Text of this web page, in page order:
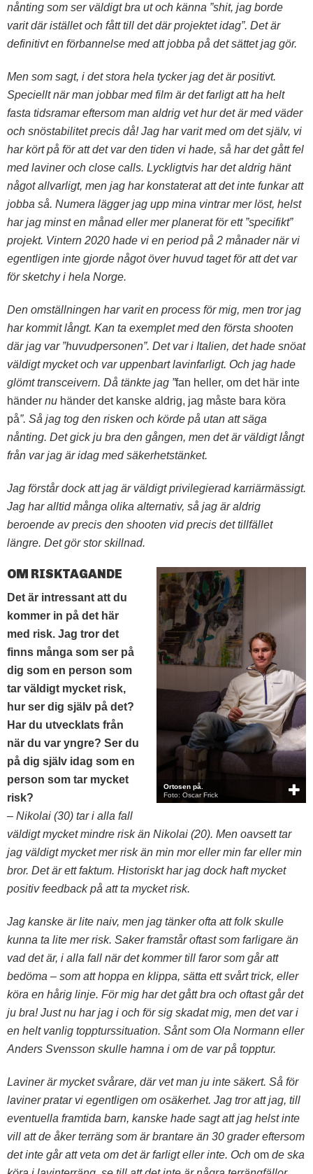
nånting som ser väldigt bra ut och känna ”shit, jag borde
varit där istället och fått till det där projektet idag”. Det är
definitivt en förbannelse med att jobba på det sättet jag gör.
Men som sagt, i det stora hela tycker jag det är positivt.
Speciellt när man jobbar med film är det farligt att ha helt
fasta tidsramar eftersom man aldrig vet hur det är med väder
och snöstabilitet precis då! Jag har varit med om det själv, vi
har kört på för att det var den tiden vi hade, så har det gått fel
med laviner och close calls. Lyckligtvis har det aldrig hänt
något allvarligt, men jag har konstaterat att det inte funkar att
jobba så. Numera lägger jag upp mina vintrar mer löst, helst
har jag minst en månad eller mer planerat för ett ”specifikt”
projekt. Vintern 2020 hade vi en period på 2 månader när vi
egentligen inte gjorde något över huvud taget för att det var
för sketchy i hela Norge.
Den omställningen har varit en process för mig, men tror jag
har kommit långt. Kan ta exemplet med den första shooten
där jag var ”huvudpersonen”. Det var i Italien, det hade snöat
väldigt mycket och var uppenbart lavinfarligt. Och jag hade
glömt transceivern. Då tänkte jag ”fan heller, om det här inte
händer nu händer det kanske aldrig, jag måste bara köra
på”. Så jag tog den risken och körde på utan att säga
nånting. Det gick ju bra den gången, men det är väldigt långt
från var jag är idag med säkerhetstänket.
Jag förstår dock att jag är väldigt privilegierad karriärmässigt.
Jag har alltid många olika alternativ, så jag är aldrig
beroende av precis den shooten vid precis det tillfället
längre. Det gör stor skillnad.
Ortosen på.
Foto: Oscar Frick
OM RISKTAGANDE
Det är intressant att du
kommer in på det här
med risk. Jag tror det
finns många som ser på
dig som en person som
tar väldigt mycket risk,
hur ser dig själv på det?
Har du utvecklats från
när du var yngre? Ser du
på dig själv idag som en
person som tar mycket
risk?
– Nikolai (30) tar i alla fall
väldigt mycket mindre risk än Nikolai (20). Men oavsett tar
jag väldigt mycket mer risk än min mor eller min far eller min
bror. Det är ett faktum. Historiskt har jag dock haft mycket
positiv feedback på att ta mycket risk.
Jag kanske är lite naiv, men jag tänker ofta att folk skulle
kunna ta lite mer risk. Saker framstår oftast som farligare än
vad det är, i alla fall när det kommer till faror som går att
bedöma – som att hoppa en klippa, sätta ett svårt trick, eller
köra en hårig linje. För mig har det gått bra och oftast går det
ju bra! Just nu har jag i och för sig skadat mig, men det var i
en helt vanlig toppturssituation. Sånt som Ola Normann eller
Anders Svensson skulle hamna i om de var på topptur.
Laviner är mycket svårare, där vet man ju inte säkert. Så för
laviner pratar vi egentligen om osäkerhet. Jag tror att jag, till
eventuella framtida barn, kanske hade sagt att jag helst inte
vill att de åker terräng som är brantare än 30 grader eftersom
det inte går att veta om det är farligt eller inte. Och om de ska